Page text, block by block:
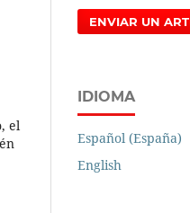
el
ENVIAR UN
IDIOMA
Español (España)
English